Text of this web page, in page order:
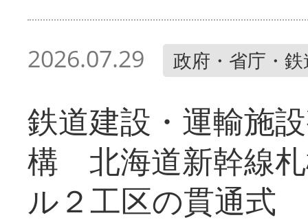
2026.07.29 政府・省庁・
鉄道建設・運輸施
構 北海道新幹線
ル２工区の貫通式